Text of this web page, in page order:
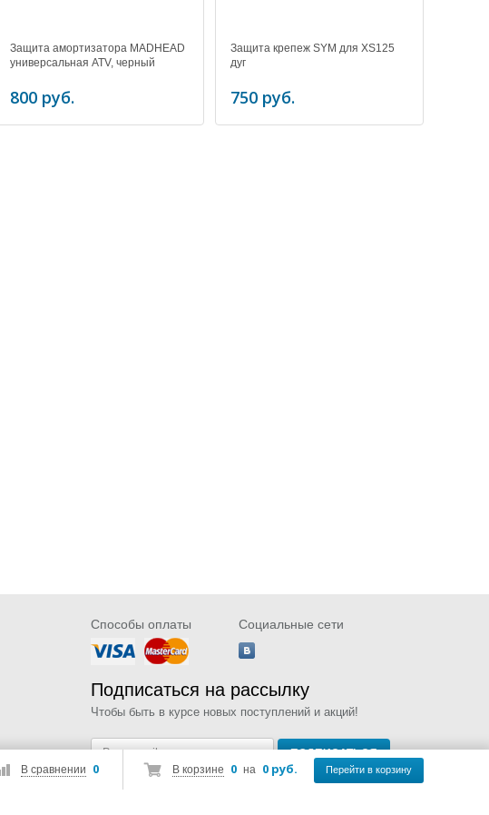
В корзине 0 на 0 руб. Перейти в корзину
В сравнении 0
Защита амортизатора MADHEAD
универсальная ATV, черный
800 руб.
Защита крепеж SYM для XS125
дуг
750 руб.
Способы оплаты Социальные сети
Подписаться на рассылку
Чтобы быть в курсе новых поступлений и акций!